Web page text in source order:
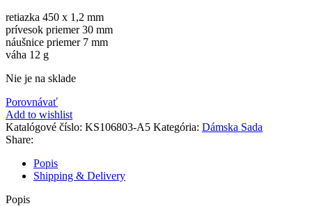
retiazka 450 x 1,2 mm
prívesok priemer 30 mm
náušnice priemer 7 mm
váha 12 g
Nie je na sklade
Porovnávať
Add to wishlist
Katalógové číslo: KS106803-A5 Kategória: Dámska Sada
Share:
Popis
Shipping & Delivery
Popis